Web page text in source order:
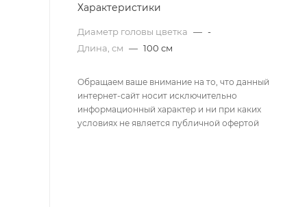
Характеристики
Диаметр головы цветка — -
Длина, см — 100 см
Обращаем ваше внимание на то, что данный
интернет-сайт носит исключительно
информационный характер и ни при каких
условиях не является публичной офертой